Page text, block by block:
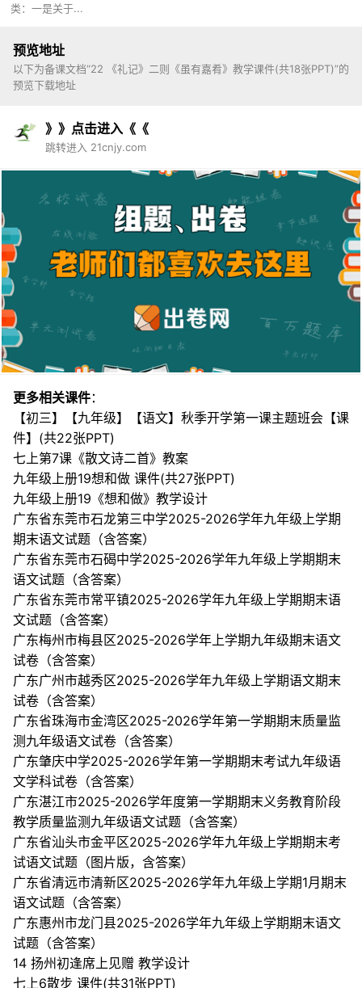
类：一是关于...
预览地址
以下为备课文档“22 《礼记》二则《虽有嘉肴》教学课件(共18张PPT)”的
预览下载地址
》》点击进入《《
跳转进入 21cnjy.com
更多相关课件：
【初三】【九年级】【语文】秋季开学第一课主题班会【课
件】(共22张PPT)
七上第7课《散文诗二首》教案
九年级上册19想和做 课件(共27张PPT)
九年级上册19《想和做》教学设计
广东省东莞市石龙第三中学2025-2026学年九年级上学期
期末语文试题（含答案）
广东省东莞市石碣中学2025-2026学年九年级上学期期末
语文试题（含答案）
广东省东莞市常平镇2025-2026学年九年级上学期期末语
文试题（含答案）
广东梅州市梅县区2025-2026学年上学期九年级期末语文
试卷（含答案）
广东广州市越秀区2025-2026学年九年级上学期语文期末
试卷（含答案）
广东省珠海市金湾区2025-2026学年第一学期期末质量监
测九年级语文试卷（含答案）
广东肇庆中学2025-2026学年第一学期期末考试九年级语
文学科试卷（含答案）
广东湛江市2025-2026学年度第一学期期末义务教育阶段
教学质量监测九年级语文试题（含答案）
广东省汕头市金平区2025-2026学年九年级上学期期末考
试语文试题（图片版，含答案）
广东省清远市清新区2025-2026学年九年级上学期1月期末
语文试题（含答案）
广东惠州市龙门县2025-2026学年九年级上学期期末语文
试题（含答案）
14 扬州初逢席上见赠 教学设计
七上6散步 课件(共31张PPT)